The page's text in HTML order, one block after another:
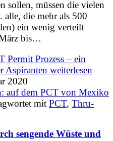
sollen, müssen die vielen
die mehr als 500
ein wenig verteilt
bis…
Permit Prozess – ein
Aspiranten weiterlesen
2020
auf dem PCT von Mexiko
mit PCT, Thru-
sengende Wüste und